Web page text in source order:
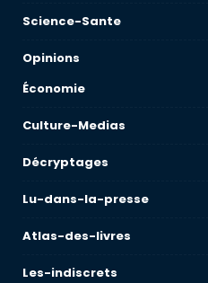
Science-Sante
Opinions
Économie
Culture-Medias
Décryptages
Lu-dans-la-presse
Atlas-des-livres
Les-indiscrets